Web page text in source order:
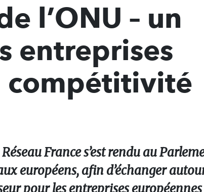
l’ONU – un
entreprises
compétitivité
France s’est rendu au
européens, afin d’échanger
pour les entreprises